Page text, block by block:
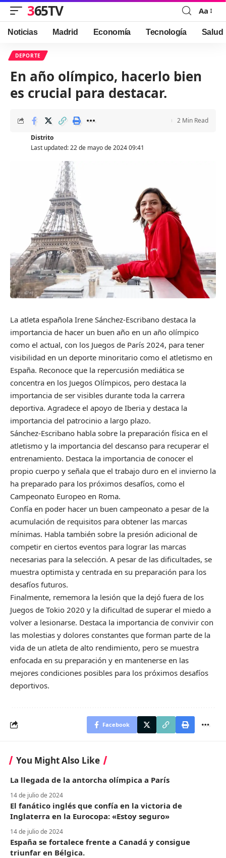
365TV
Font
Resizer
Aa
Noticias Madrid Economía Tecnología Salud
DEPORTE
En año olímpico, hacerlo bien
es crucial para destacar.
Last updated: 22 de mayo de 2024 09:41
Distrito
2 Min Read
La atleta española Irene Sánchez-Escribano destaca la
importancia de hacer un buen año en un año olímpico
como el actual, con los Juegos de París 2024, para tener
visibilidad en un deporte minoritario como el atletismo en
España. Reconoce que la repercusión mediática se
concentra en los Juegos Olímpicos, pero destaca la
importancia de ser visibles durante toda la carrera
deportiva. Agradece el apoyo de Iberia y destaca la
importancia del patrocinio a largo plazo.
Sánchez-Escribano habla sobre la preparación física en el
atletismo y la importancia del descanso para recuperar el
entrenamiento. Destaca la importancia de conocer el
propio cuerpo y señala que el trabajo duro en el invierno la
ha preparado para los próximos desafíos, como el
Campeonato Europeo en Roma.
Confía en poder hacer un buen campeonato a pesar de la
acumulación de requisitos para obtener las marcas
mínimas. Habla también sobre la presión adicional de
competir en ciertos eventos para lograr las marcas
necesarias para la selección. A pesar de las dificultades, se
muestra optimista y centrada en su preparación para los
desafíos futuros.
Finalmente, rememora la lesión que la dejó fuera de los
Juegos de Tokio 2020 y la dificultad de superar el miedo a
volver a lesionarse. Destaca la importancia de convivir con
las molestias y dolores constantes que forman parte de la
vida de un atleta de alto rendimiento, pero se muestra
enfocada en su preparación y en mantenerse en las
mejores condiciones posibles para los próximos desafíos
deportivos.
Facebook
You Might Also Like
La llegada de la antorcha olímpica a París
14 de julio de 2024
El fanático inglés que confía en la victoria de
Inglaterra en la Eurocopa: «Estoy seguro»
14 de julio de 2024
España se fortalece frente a Canadá y consigue
triunfar en Bélgica.